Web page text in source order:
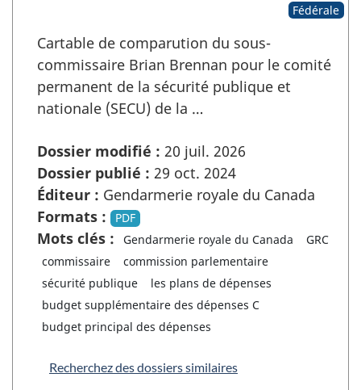
Fédérale
Cartable de comparution du sous-
commissaire Brian Brennan pour le comité
permanent de la sécurité publique et
nationale (SECU) de la …
Dossier modifié : 20 juil. 2026
Dossier publié : 29 oct. 2024
Éditeur : Gendarmerie royale du Canada
Formats :
PDF
Mots clés : Gendarmerie royale du Canada
GRC
commissaire
commission parlementaire
sécurité publique
les plans de dépenses
budget supplémentaire des dépenses C
budget principal des dépenses
Recherchez des dossiers similaires